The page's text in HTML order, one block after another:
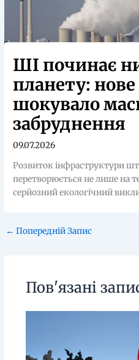
ШІ починає
планету:
шокувало
забруднення
09.07.2026
Розвиток інфраструктури
перетворюється не лише на
серйозний екологічний
← Попередній Запис
Пов'язані